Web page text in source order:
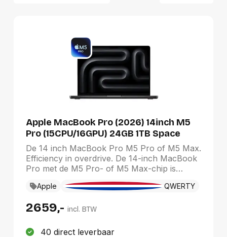
Goedkoopste eerst
Duurste eerst
Apple MacBook Pro (2026) 14inch M5
Pro (15CPU/16GPU) 24GB 1TB Space
Black QWERTY
De 14 inch MacBook Pro M5 Pro of M5 Max.
Efficiency in overdrive. De 14-inch MacBook
Pro met de M5 Pro- of M5 Max-chip is
on- device AI voor al je persoonlijke,
een batterijduur van een dag lang en een
hij in elk opzicht professioneel. De Apple-
Apple QWERTY
2659,- incl. BTW
40 direct leverbaar